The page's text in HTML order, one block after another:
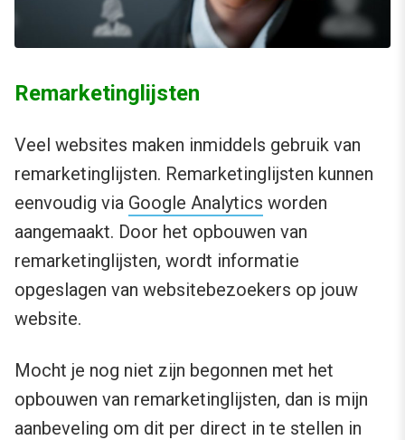
Remarketinglijsten
Veel websites maken inmiddels gebruik van
remarketinglijsten. Remarketinglijsten kunnen
eenvoudig via Google Analytics worden
aangemaakt. Door het opbouwen van
remarketinglijsten, wordt informatie
opgeslagen van websitebezoekers op jouw
website.
Mocht je nog niet zijn begonnen met het
opbouwen van remarketinglijsten, dan is mijn
aanbeveling om dit per direct in te stellen in